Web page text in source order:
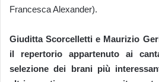
Francesca Alexander).
Giuditta Scorcelletti e Maurizio
il repertorio appartenuto ai
selezione dei brani più